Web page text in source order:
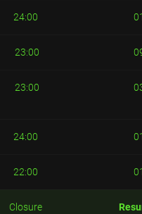
24:00
23:00
23:00
24:00
22:00
Closure